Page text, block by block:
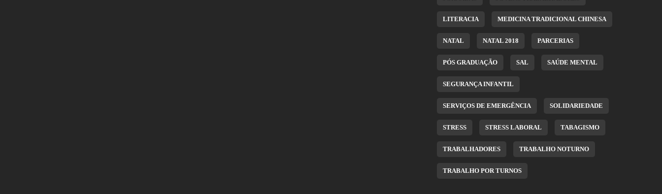
LITERACIA MEDICINA TRADICIONAL CHINESA
NATAL NATAL 2018 PARCERIAS
PÓS GRADUAÇÃO SAL SAÚDE MENTAL
SEGURANÇA INFANTIL
SERVIÇOS DE EMERGÊNCIA SOLIDARIEDADE
STRESS STRESS LABORAL TABAGISMO
TRABALHADORES TRABALHO NOTURNO
TRABALHO POR TURNOS